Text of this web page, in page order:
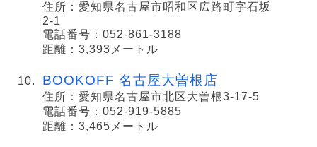
住所：愛知県名古屋市昭和区広路町字石坂
2-1
電話番号：052-861-3188
距離：3,393メートル
BOOKOFF 名古屋大曽根店
住所：愛知県名古屋市北区大曽根3-17-5
電話番号：052-919-5885
距離：3,465メートル